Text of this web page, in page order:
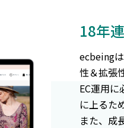
18年
ecbeing
性＆拡張
EC運用
に上るた
また、成